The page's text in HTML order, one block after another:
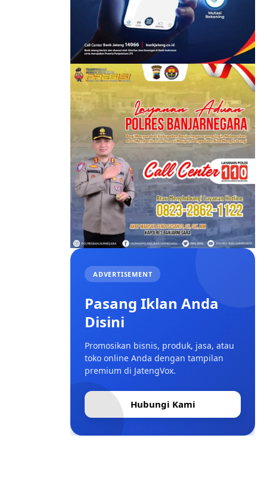
ADVERTISEMENT
Pasang Iklan Anda
Disini
Promosikan bisnis, produk, jasa, atau
toko online Anda dengan tampilan
premium di JatengVox.
Hubungi Kami